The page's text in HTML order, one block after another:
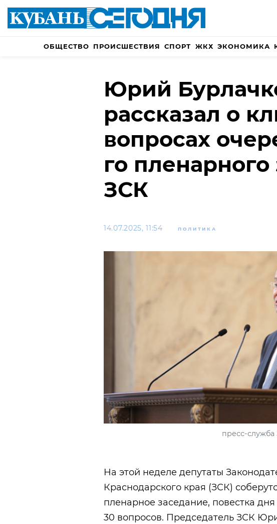
ОБЩЕСТВО ПРОИСШЕСТВИЯ СПОРТ ЖКХ ЭКОНОМИКА
Юрий
рассказал о
вопросах
го
ЗСК
14.07.2025, 11:54 ПОЛИТИКА
пресс-служба
На этой неделе депутаты
Краснодарского края (ЗСК)
пленарное заседание, повестка
30 вопросов. Председатель ЗСК